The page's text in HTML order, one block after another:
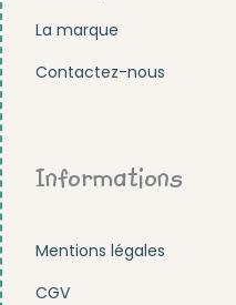
La marque
Contactez-nous
Informations
Mentions légales
CGV